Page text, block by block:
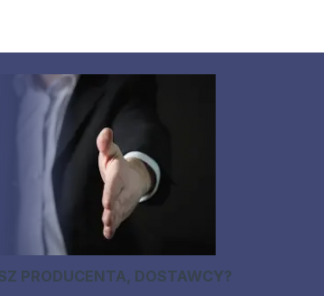
PRODUCENTA, DOSTAWCY?